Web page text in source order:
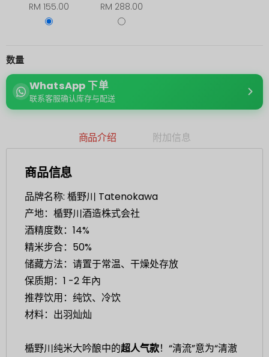
RM 155.00
RM 288.00
数量
WhatsApp 下单
联系客服确认库存与配送
商品介绍 附加信息
商品信息
品牌名称: 楯野川 Tatenokawa
产地：楯野川酒造株式会社
酒精度数：14%
精米步合：50%
储藏方法：请置于常温、干燥处存放
保质期：1 -2 年內
推荐饮用：纯饮、冷饮
材料：出羽灿灿
楯野川纯米大吟酿中的超人气款！“清流”意为“清澈